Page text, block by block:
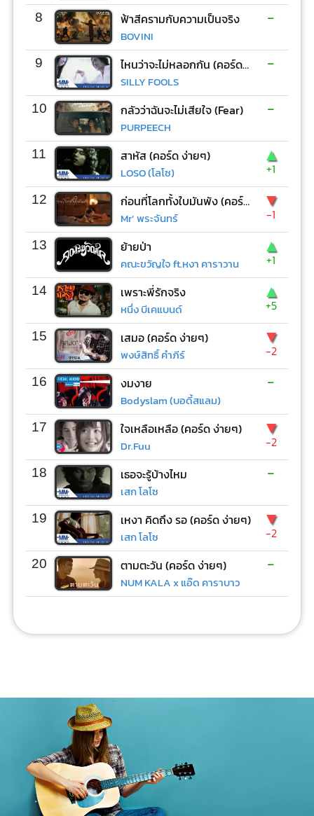
8 ฟ้าสีครามกับความเป็นจริง
BOVINI
-
9 ไหนว่าจะไม่หลอกกัน (คอร์ด ง่ายๆ)
SILLY FOOLS
-
10 กลัวว่าฉันจะไม่เสียใจ (Fear)
PURPEECH
-
11 สาหัส (คอร์ด ง่ายๆ)
LOSO (โลโซ)
▲
+1
12 ก่อนที่โลกทั้งใบมันพัง (คอร์ด ง่ายๆ)
Mr’ พระจันทร์
▼
-1
13 ย้ายป่า
คณะขวัญใจ ft.หงา คาราวาน
▲
+1
14 เพราะพี่รักจริง
หนึ่ง บีเคแบนด์
▲
+5
15 เสมอ (คอร์ด ง่ายๆ)
พงษ์สิทธิ์ คำภีร์
▼
-2
16 งมงาย
Bodyslam (บอดี้สแลม)
-
17 ใจเหลือเหลือ (คอร์ด ง่ายๆ)
Dr.Fuu
▼
-2
18 เธอจะรู้บ้างไหม
เสก โลโซ
-
19 เหงา คิดถึง รอ (คอร์ด ง่ายๆ)
เสก โลโซ
▼
-2
20 ตามตะวัน (คอร์ด ง่ายๆ)
NUM KALA x แอ๊ด คาราบาว
-